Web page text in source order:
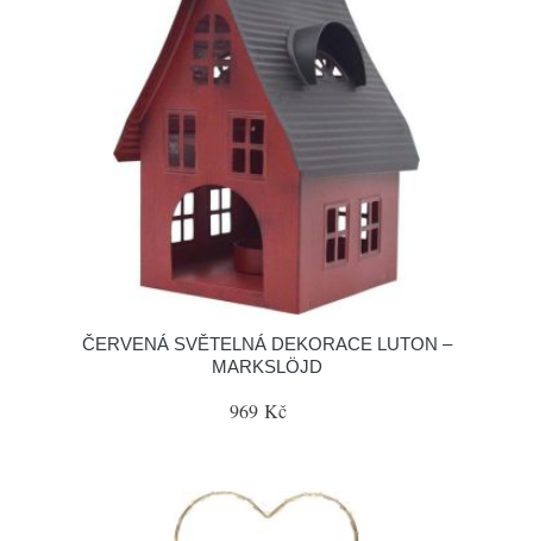
ČERVENÁ SVĚTELNÁ DEKORACE LUTON –
MARKSLÖJD
969 Kč